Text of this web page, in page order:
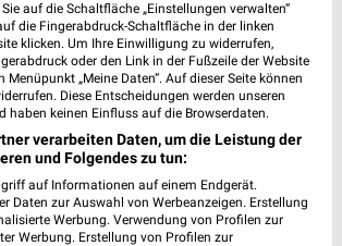
km • Angebote: 1 Prospekt
Co. Arnstadt
Str. 51
Arnstadt
09:00 - 18:00 Uhr | Geöffnet
km • Angebote: 1 Prospekt
auf die Schaltfläche „Einstellungen verwalten“
die Fingerabdruck-Schaltfläche in der linken
klicken. Um Ihre Einwilligung zu widerrufen,
oder den Link in der Fußzeile der Website
Menüpunkt „Meine Daten“. Auf dieser Seite können
Diese Entscheidungen werden unseren
haben keinen Einfluss auf die Browserdaten.
verarbeiten Daten, um die Leistung der
und Folgendes zu tun:
auf Informationen auf einem Endgerät.
Daten zur Auswahl von Werbeanzeigen. Erstellung
Werbung. Verwendung von Profilen zur
Werbung. Erstellung von Profilen zur